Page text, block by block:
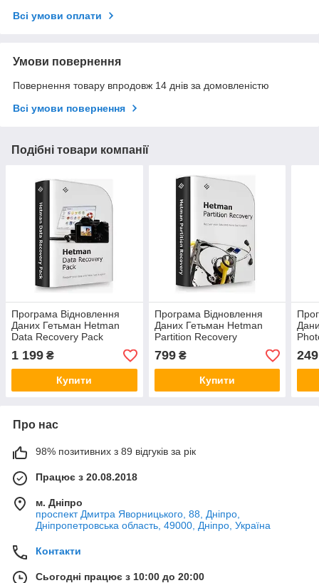
Всі умови оплати
Умови повернення
Повернення товару впродовж 14 днів за домовленістю
Всі умови повернення
Подібні товари компанії
Програма Відновлення
Даних Гетьман Hetman
Data Recovery Pack
Домашня Версія
1 199 ₴
Купити
Програма Відновлення
Даних Гетьман Hetman
Partition Recovery
Домашня Версія
799₴
Купити
249
Про нас
98% позитивних з 89 відгуків за рік
Працює з 20.08.2018
м. Дніпро
проспект Дмитра Яворницького, 88, Дніпро,
Дніпропетровська область, 49000, Дніпро, Україна
Контакти
Сьогодні працює з 10:00 до 20:00